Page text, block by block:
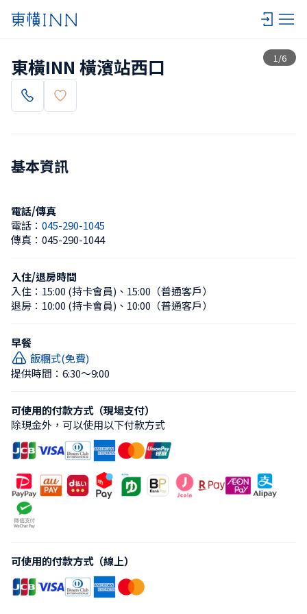
1 /6
查看一覽
東橫INN 橫濱站西口
基本資訊
電話/傳真
電話： 045-290-1045
傳真： 045-290-1044
入住/退房時間
入住： 15:00 (持卡會員) 、 15:00（普通客戶）
退房： 10:00 (持卡會員) 、 10:00（普通客戶）
早餐
飯糰式(免費)
提供時間：6:30〜9:00
可使用的付款方式（現場支付）
除現金外，可以使用以下付款方式
可使用的付款方式（線上）